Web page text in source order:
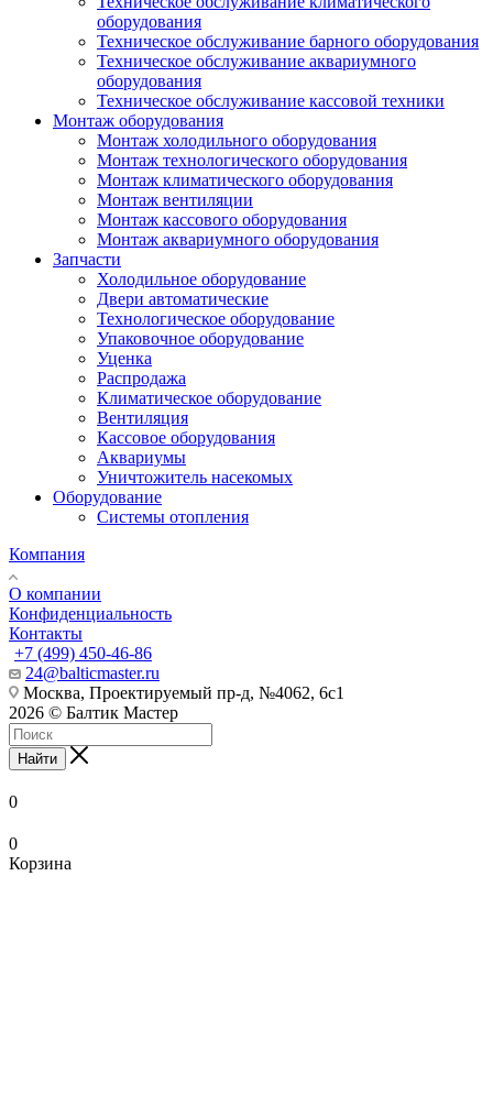
оборудования
Техническое обслуживание барного оборудования
Техническое обслуживание аквариумного
оборудования
Техническое обслуживание кассовой техники
Монтаж оборудования
Монтаж холодильного оборудования
Монтаж технологического оборудования
Монтаж климатического оборудования
Монтаж вентиляции
Монтаж кассового оборудования
Монтаж аквариумного оборудования
Запчасти
Холодильное оборудование
Двери автоматические
Технологическое оборудование
Упаковочное оборудование
Уценка
Распродажа
Климатическое оборудование
Вентиляция
Кассовое оборудования
Аквариумы
Уничтожитель насекомых
Оборудование
Системы отопления
Компания
О компании
Конфиденциальность
Контакты
+7 (499) 450-46-86
24@balticmaster.ru
Москва, Проектируемый пр-д, №4062, 6с1
2026 © Балтик Мастер
Найти
0
0
Корзина